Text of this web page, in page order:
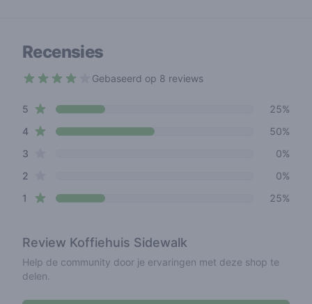
Recensies
Gebaseerd op 8 reviews
Review data
5 star reviews
25%
4star reviews
50%
3
0%
2
0%
1 star reviews 25%
Review Koffiehuis Sidewalk
Help de community door je ervaringen met deze shop te
delen.